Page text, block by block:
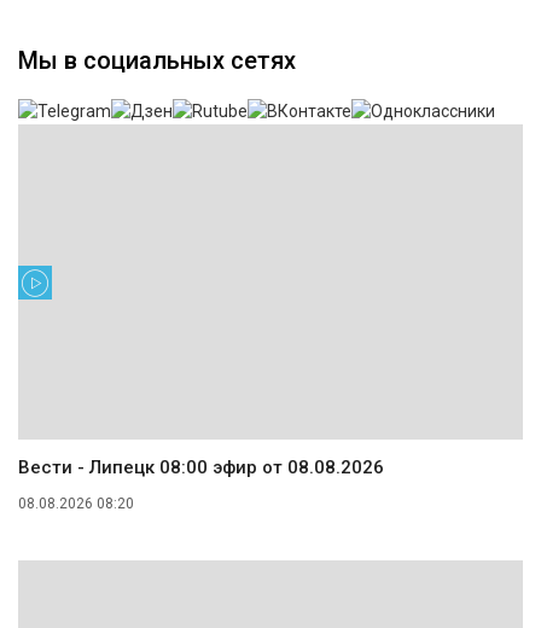
Мы в социальных сетях
Вести - Липецк 08:00 эфир от 08.08.2026
08.08.2026 08:20